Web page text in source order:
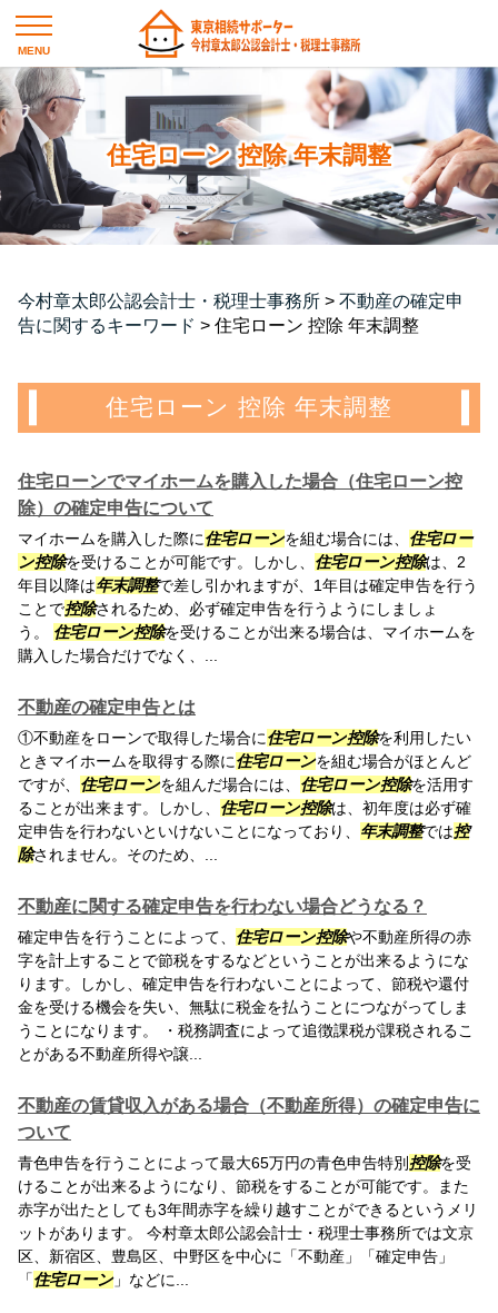
住宅ローン 控除 年末調整
今村章太郎公認会計士・税理士事務所 > 不動産の確定申
告に関するキーワード > 住宅ローン 控除 年末調整
住宅ローン 控除 年末調整
住宅ローンでマイホームを購入した場合（住宅ローン控
除）の確定申告について
マイホームを購入した際に住宅ローンを組む場合には、 住宅ロー
ン控除を受けることが可能です。しかし、 住宅ローン控除は、2
年目以降は年末調整で差し引かれますが、1年目は確定申告を行う
ことで控除されるため、必ず確定申告を行うようにしましょ
う。 住宅ローン控除を受けることが出来る場合は、マイホームを
購入した場合だけでなく、...
不動産の確定申告とは
①不動産をローンで取得した場合に住宅ローン控除を利用したい
ときマイホームを取得する際に住宅ローンを組む場合がほとんど
ですが、 住宅ローンを組んだ場合には、 住宅ローン控除を活用す
ることが出来ます。しかし、 住宅ローン控除は、初年度は必ず確
定申告を行わないといけないことになっており、 年末調整では控
除されません。そのため、...
不動産に関する確定申告を行わない場合どうなる？
確定申告を行うことによって、 住宅ローン控除や不動産所得の赤
字を計上することで節税をするなどということが出来るようにな
ります。しかし、確定申告を行わないことによって、節税や還付
金を受ける機会を失い、無駄に税金を払うことにつながってしま
うことになります。 ・税務調査によって追徴課税が課税されるこ
とがある不動産所得や譲...
不動産の賃貸収入がある場合（不動産所得）の確定申告に
ついて
青色申告を行うことによって最大65万円の青色申告特別 控除を受
けることが出来るようになり、節税をすることが可能です。また
赤字が出たとしても3年間赤字を繰り越すことができるというメリ
ットがあります。 今村章太郎公認会計士・税理士事務所では文京
区、新宿区、豊島区、中野区を中心に「不動産」「確定申告」
「住宅ローン」などに...